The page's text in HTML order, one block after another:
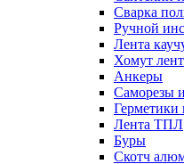
Сварка
Ручной
Лента
Хомут
Анкеры
Саморезы
Лента ТПЛ
Буры
Скотч